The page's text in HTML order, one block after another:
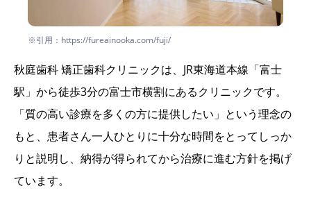
※引用：https://fureainooka.com/fuji/
秋庭歯科 矯正歯科クリニックは、JR東海道本線「富士
駅」から徒歩3分の富士市横割にあるクリニックです。
「質の高い診療を多くの方に提供したい」という理念の
もと、患者さん一人ひとりに十分な時間をとってしっか
りと説明し、納得が得られてから治療に進む方針を掲げ
ています。